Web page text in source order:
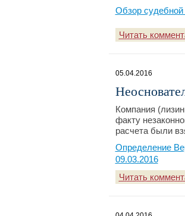
Обзор
Читать
05.04.2016
Компания
факту
расчета были
Определение
09.03.2016
Читать